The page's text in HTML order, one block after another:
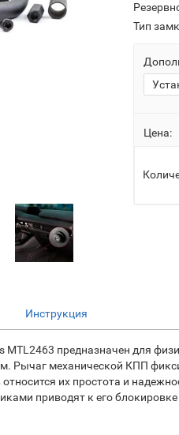
Тип
Цена:
Инструкция
предназначен для
Рычаг механической КПП
их простота и
приводят к его